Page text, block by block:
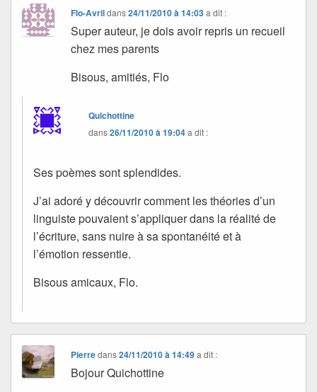
Flo-Avrildans24/11/2010 à 14:03 a dit :
Super auteur, je dois avoir repris un recueil
chez mes parents
Bisous, amitiés, Flo
Quichottine
dans26/11/2010 à 19:04a dit :
Ses poèmes sont splendides.
J’ai adoré y découvrir comment les théories d’un
linguiste pouvaient s’appliquer dans la réalité de
l’écriture, sans nuire à sa spontanéité et à
l’émotion ressentie.
Bisous amicaux, Flo.
Pierredans24/11/2010 à 14:49 a dit :
Bojour Quichottine